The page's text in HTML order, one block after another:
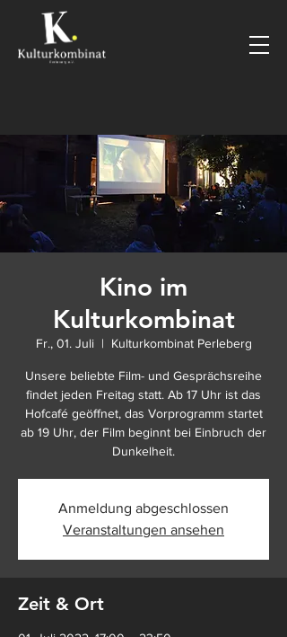
Kino im
Kulturkombinat
Fr., 01. Juli
  |
Kulturkombinat Perleberg
Unsere beliebte Film- und Gesprächsreihe
findet jeden Freitag statt. Ab 17 Uhr ist das
Hofcafé geöffnet, das Vorprogramm startet
ab 19 Uhr, der Film beginnt bei Einbruch der
Dunkelheit.
Anmeldung abgeschlossen
Veranstaltungen ansehen
Zeit & Ort